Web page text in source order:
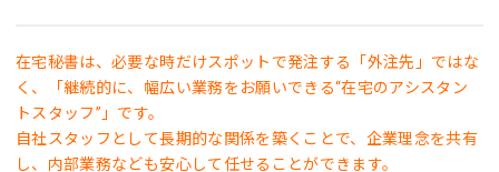
在宅秘書は、必要な時だけスポットで発注する「外注先」ではな
く、「継続的に、幅広い業務をお願いできる“在宅のアシスタン
トスタッフ”」です。
自社スタッフとして長期的な関係を築くことで、企業理念を共有
し、内部業務なども安心して任せることができます。